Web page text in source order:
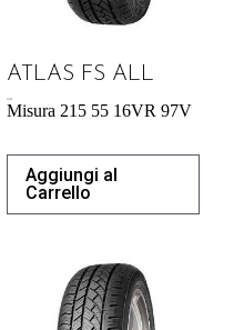
ATLAS FS ALL
Misura 215 55 16VR 97V
Aggiungi al
Carrello